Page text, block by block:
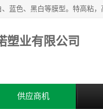
塑业有限公司
供应商机